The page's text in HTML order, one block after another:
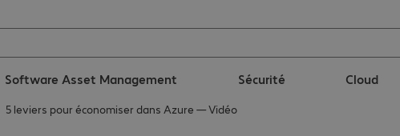
Software Asset Management Sécurité Cloud
5 leviers pour économiser dans Azure — Vidéo